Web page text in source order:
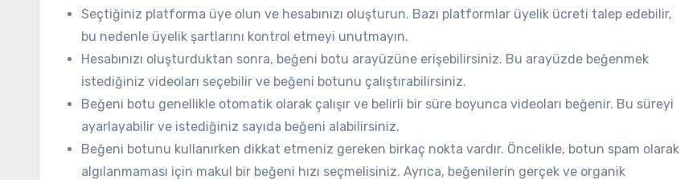
Seçtiğiniz platforma üye olun ve hesabınızı oluşturun. Bazı platformlar üyelik ücreti talep edebilir,
bu nedenle üyelik şartlarını kontrol etmeyi unutmayın.
Hesabınızı oluşturduktan sonra, beğeni botu arayüzüne erişebilirsiniz. Bu arayüzde beğenmek
istediğiniz videoları seçebilir ve beğeni botunu çalıştırabilirsiniz.
Beğeni botu genellikle otomatik olarak çalışır ve belirli bir süre boyunca videoları beğenir. Bu süreyi
ayarlayabilir ve istediğiniz sayıda beğeni alabilirsiniz.
Beğeni botunu kullanırken dikkat etmeniz gereken birkaç nokta vardır. Öncelikle, botun spam olarak
algılanmaması için makul bir beğeni hızı seçmelisiniz. Ayrıca, beğenilerin gerçek ve organik